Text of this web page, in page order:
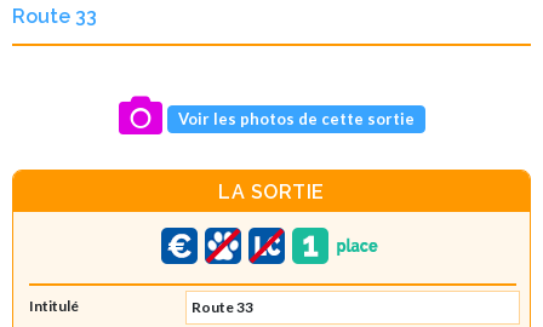
Route 33
Voir les photos de cette sortie
LA SORTIE
Intitulé
Route 33